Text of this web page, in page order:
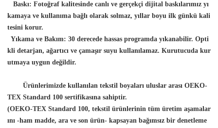
Baskı: Fotoğraf kalitesinde canlı ve gerçekçi dijital baskılarımız yı
kamaya ve kullanıma bağlı olarak solmaz, yıllar boyu ilk günkü kali
tesini korur.
Yıkama ve Bakım: 30 derecede hassas programda yıkanabilir. Opti
kli detarjan, ağartıcı ve çamaşır suyu kullanılamaz. Kurutucuda kur
utmaya uygun değildir.
Ürünlerimizde kullanılan tekstil boyaları uluslar arası OEKO-
TEX Standard 100 sertifikasına sahiptir.
(OEKO-TEX Standard 100, tekstil ürünlerinin tüm üretim aşamalar
ını -ham madde, ara ve son ürün- kapsayan bağımsız bir denetleme